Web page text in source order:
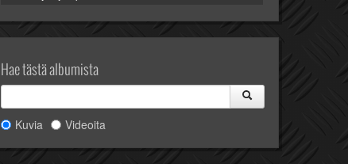
Hae tästä albumista
Kuvia Videoita